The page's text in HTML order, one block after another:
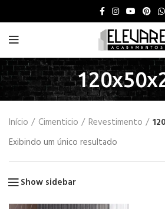
Início Cimenticio Revestimento
Exibindo um único resultado
Show sidebar